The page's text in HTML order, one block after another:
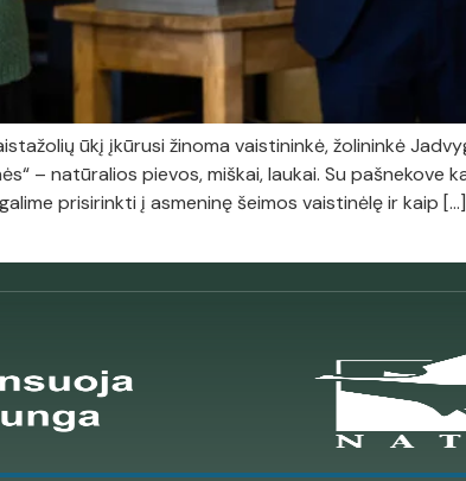
ūkį įkūrusi žinoma vaistininkė, žolininkė
– natūralios pievos, miškai, laukai. Su pašnekove
prisirinkti į asmeninę šeimos vaistinėlę ir kaip […]